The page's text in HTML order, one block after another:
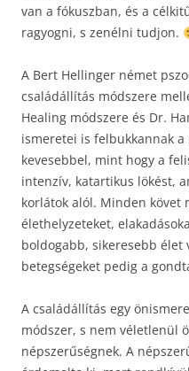
van a fókuszban, és a
ragyogni, s zenélni tudjon.
A Bert Hellinger német
családállítás módszere
Healing módszere és Dr.
ismeretei is felbukkannak
kevesebbel, mint hogy a
intenzív, katartikus lökést,
korlátok alól. Minden követ
élethelyzeteket,
boldogabb, sikeresebb
betegségeket pedig a
A családállítás egy
módszer, s nem véletlenül
népszerűségnek. A